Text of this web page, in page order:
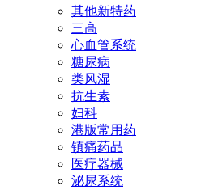
其他新特药
三高
心血管系统
糖尿病
类风湿
抗生素
妇科
港版常用药
镇痛药品
医疗器械
泌尿系统